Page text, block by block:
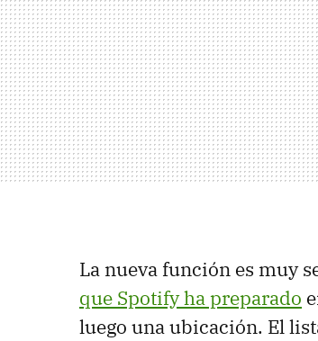
La nueva función es muy
que Spotify ha preparado
luego una ubicación. El